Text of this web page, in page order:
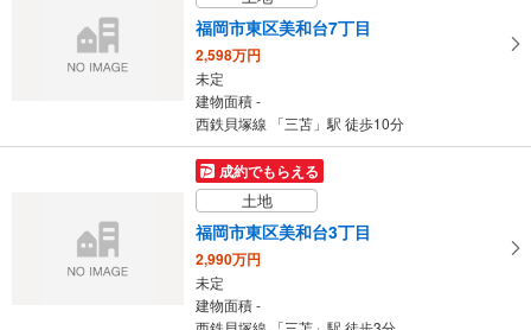
福岡市東区美和台7丁目
2,598万円
未定
建物面積 -
西鉄貝塚線 「三苫」駅 徒歩10分
成約でもらえる
土地
福岡市東区美和台3丁目
2,990万円
未定
建物面積 -